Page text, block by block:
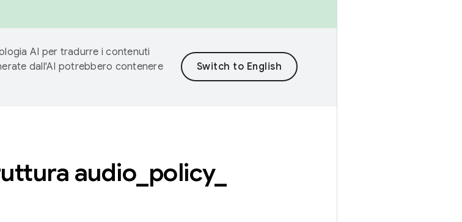
AI per tradurre i contenuti
dall'AI potrebbero contenere
audio policy_